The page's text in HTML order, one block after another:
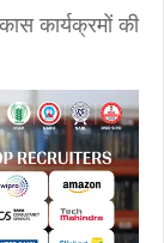
कार्यक्रमों की